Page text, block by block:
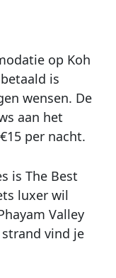
op Koh
is
wensen. De
aan het
per nacht.
is The Best
luxer wil
Valley
vind je